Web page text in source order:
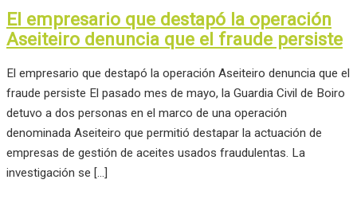
El empresario que destapó la operación
Aseiteiro denuncia que el fraude persiste
El empresario que destapó la operación Aseiteiro denuncia que el
fraude persiste El pasado mes de mayo, la Guardia Civil de Boiro
detuvo a dos personas en el marco de una operación
denominada Aseiteiro que permitió destapar la actuación de
empresas de gestión de aceites usados fraudulentas. La
investigación se […]